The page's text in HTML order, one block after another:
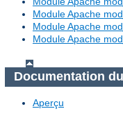
Module Apache
Module Apache
Module Apache
Documentation
Aperçu